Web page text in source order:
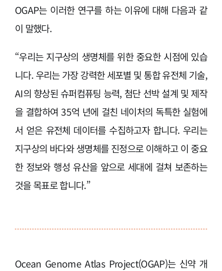
OGAP는 이러한 연구를 하는 이유에 대해 다음과 같
이 말했다.
“우리는 지구상의 생명체를 위한 중요한 시점에 있습
니다. 우리는 가장 강력한 세포별 및 통합 유전체 기술,
AI의 향상된 슈퍼컴퓨팅 능력, 첨단 선박 설계 및 제작
을 결합하여 35억 년에 걸친 네이처의 독특한 실험에
서 얻은 유전체 데이터를 수집하고자 합니다. 우리는
지구상의 바다와 생명체를 진정으로 이해하고 이 중요
한 정보와 행성 유산을 앞으로 세대에 걸쳐 보존하는
것을 목표로 합니다.”
Ocean Genome Atlas Project(OGAP)는 신약 개